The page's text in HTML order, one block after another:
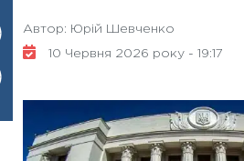
Автор: Юрій Шевченко
10 Червня 2026 року - 19:17